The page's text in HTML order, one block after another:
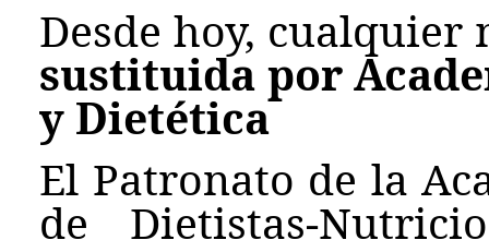
Desde hoy, cualquier
sustituida por
y Dietética
El Patronato de la
de Dietistas-